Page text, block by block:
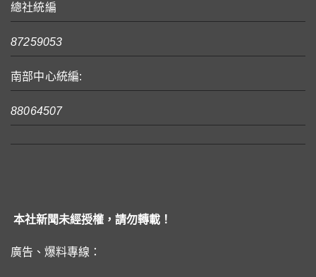
總社統編
87259053
南部中心統編:
88064507
本社新聞未經授權，請勿轉載！
廣告、爆料專線：